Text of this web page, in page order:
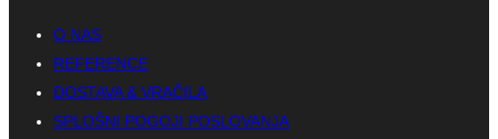
O NAS
REFERENCE
DOSTAVA & VRAČILA
SPLOŠNI POGOJI POSLOVANJA